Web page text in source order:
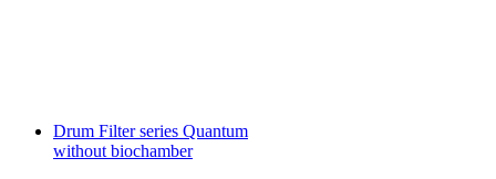
Drum Filter series Quantum
without biochamber